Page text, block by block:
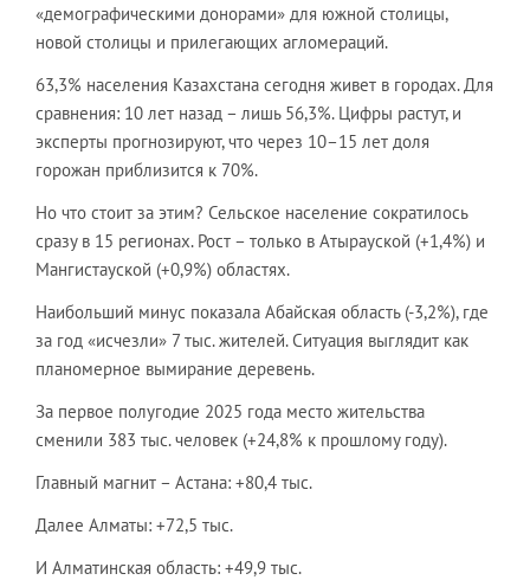
«демографическими донорами» для южной столицы,
новой столицы и прилегающих агломераций.
63,3% населения Казахстана сегодня живет в городах. Для
сравнения: 10 лет назад – лишь 56,3%. Цифры растут, и
эксперты прогнозируют, что через 10–15 лет доля
горожан приблизится к 70%.
Но что стоит за этим? Сельское население сократилось
сразу в 15 регионах. Рост – только в Атырауской (+1,4%) и
Мангистауской (+0,9%) областях.
Наибольший минус показала Абайская область (-3,2%), где
за год «исчезли» 7 тыс. жителей. Ситуация выглядит как
планомерное вымирание деревень.
За первое полугодие 2025 года место жительства
сменили 383 тыс. человек (+24,8% к прошлому году).
Главный магнит – Астана: +80,4 тыс.
Далее Алматы: +72,5 тыс.
И Алматинская область: +49,9 тыс.